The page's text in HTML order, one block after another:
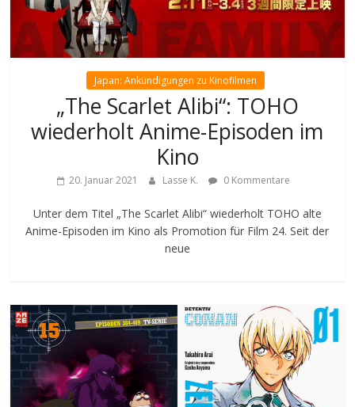
Japan: Ankündigungen zu Kinofilmen
„The Scarlet Alibi“: TOHO
wiederholt Anime-Episoden im
Kino
20. Januar 2021 Lasse K. 0 Kommentare
Unter dem Titel „The Scarlet Alibi“ wiederholt TOHO alte
Anime-Episoden im Kino als Promotion für Film 24. Seit der
neue